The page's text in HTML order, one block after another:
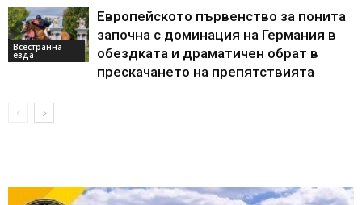
Всестранна
езда
Европейското първенство за понита
започна с доминация на Германия в
обездката и драматичен обрат в
прескачането на препятствията